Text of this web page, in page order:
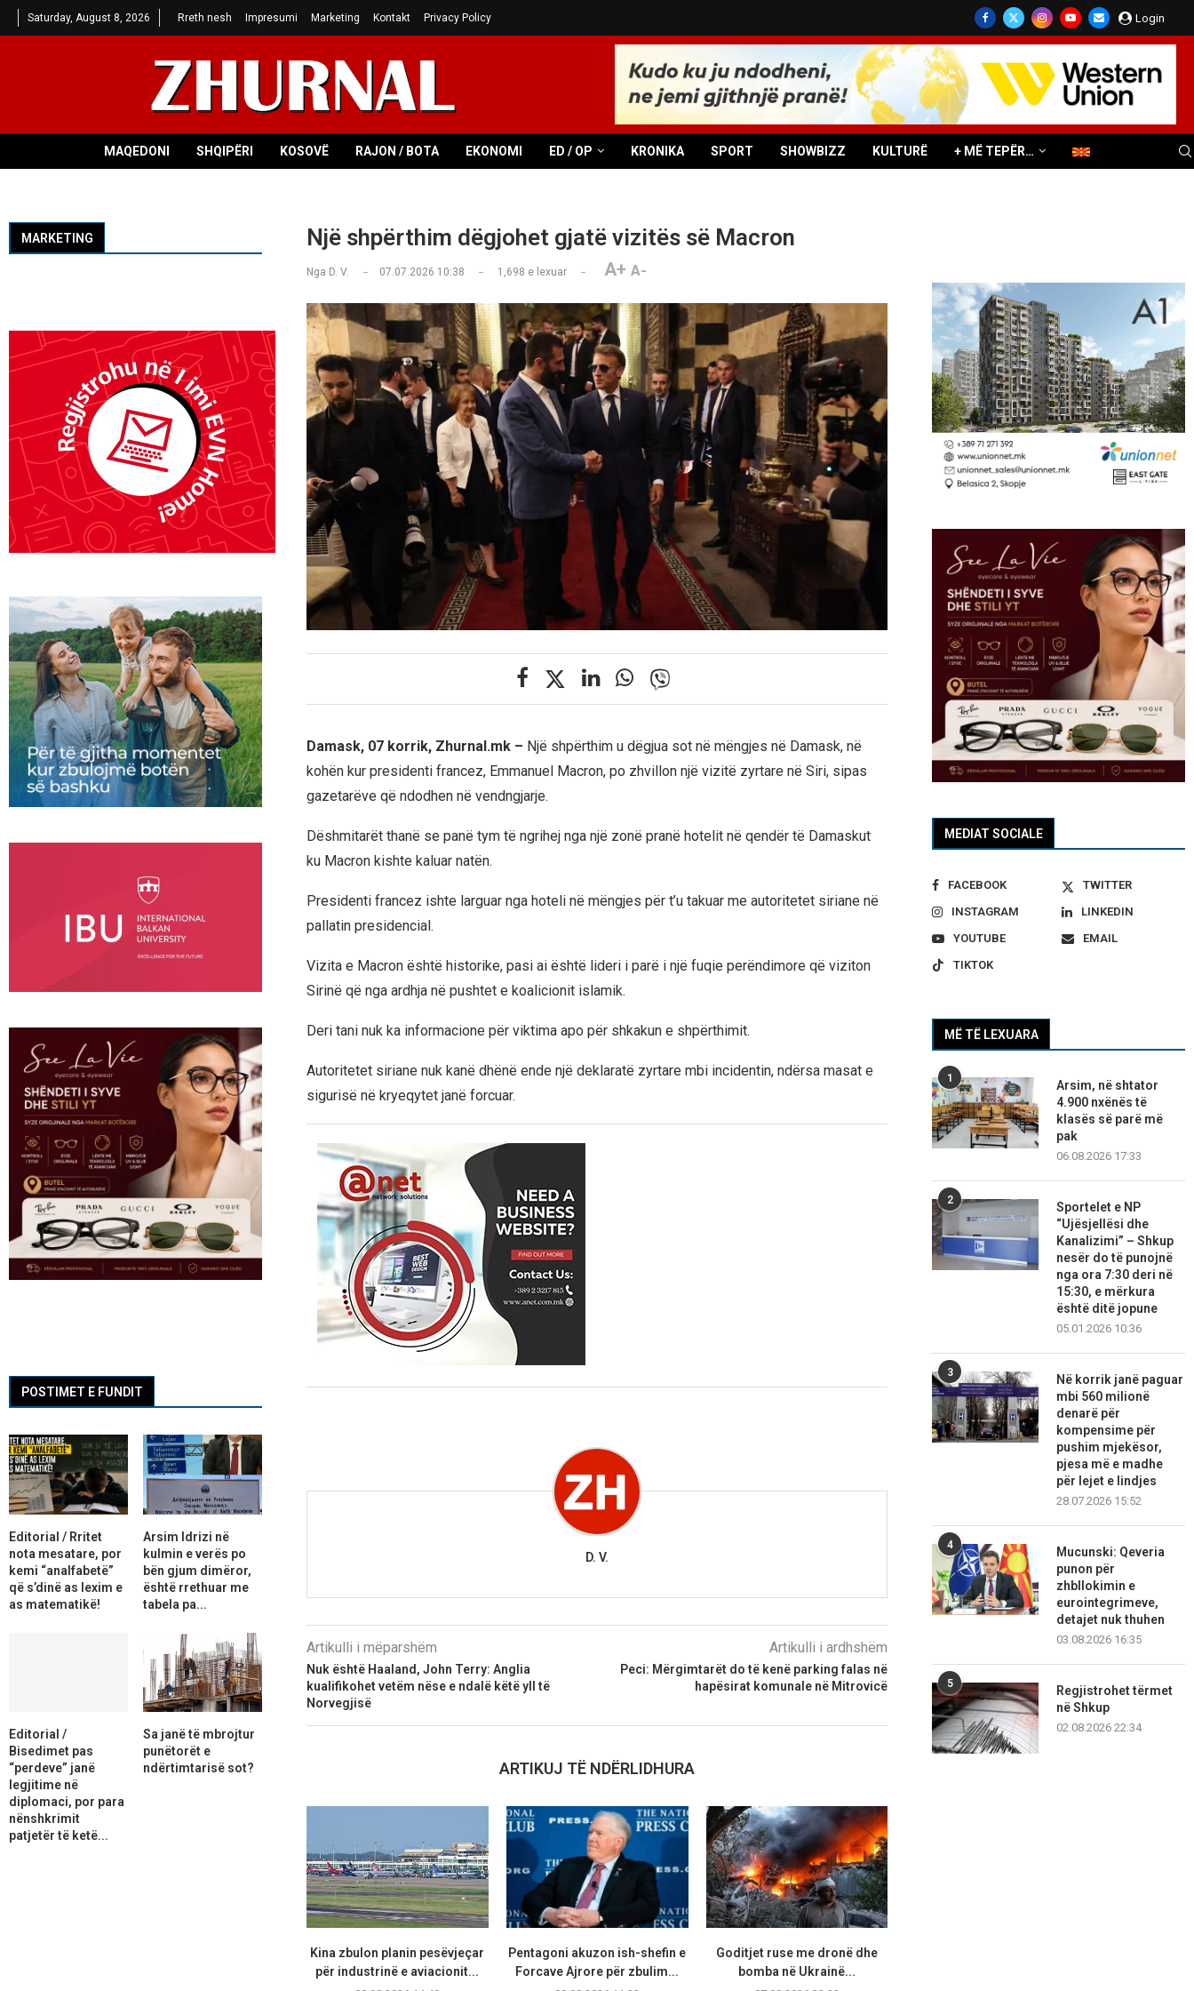
Saturday, August 8, 2026 Rreth nesh Impresumi Marketing Kontakt Privacy Policy Login
MAQEDONI SHQIPËRI KOSOVË RAJON / BOTA EKONOMI ED / OP KRONIKA SPORT SHOWBIZZ KULTURË + MË TEPËR…
Një shpërthim dëgjohet gjatë vizitës së Macron
Nga D. V. 07.07.2026 10:38 1,698 e lexuar A+ A-
Damask, 07 korrik, Zhurnal.mk – Një shpërthim u dëgjua sot në mëngjes në Damask, në
kohën kur presidenti francez, Emmanuel Macron, po zhvillon një vizitë zyrtare në Siri, sipas
gazetarëve që ndodhen në vendngjarje.
Dëshmitarët thanë se panë tym të ngrihej nga një zonë pranë hotelit në qendër të Damaskut
ku Macron kishte kaluar natën.
Presidenti francez ishte larguar nga hoteli në mëngjes për t’u takuar me autoritetet siriane në
pallatin presidencial.
Vizita e Macron është historike, pasi ai është lideri i parë i një fuqie perëndimore që viziton
Sirinë që nga ardhja në pushtet e koalicionit islamik.
Deri tani nuk ka informacione për viktima apo për shkakun e shpërthimit.
Autoritetet siriane nuk kanë dhënë ende një deklaratë zyrtare mbi incidentin, ndërsa masat e
sigurisë në kryeqytet janë forcuar.
D. V.
Artikulli i mëparshëm
Nuk është Haaland, John Terry: Anglia
kualifikohet vetëm nëse e ndalë këtë yll të
Norvegjisë
Artikulli i ardhshëm
Peci: Mërgimtarët do të kenë parking falas në
hapësirat komunale në Mitrovicë
ARTIKUJ TË NDËRLIDHURA
Kina zbulon planin pesëvjeçar
për industrinë e aviacionit...
Pentagoni akuzon ish-shefin e
Forcave Ajrore për zbulim...
Goditjet ruse me dronë dhe
bomba në Ukrainë...
MEDIAT SOCIALE
FACEBOOK
TWITTER
INSTAGRAM
LINKEDIN
YOUTUBE
EMAIL
TIKTOK
MË TË LEXUARA
1
Arsim, në shtator
4.900 nxënës të
klasës së parë më
pak
06.08.2026 17:33
2
Sportelet e NP
“Ujësjellësi dhe
Kanalizimi” – Shkup
nesër do të punojnë
nga ora 7:30 deri në
15:30, e mërkura
është ditë jopune
05.01.2026 10:36
3
Në korrik janë paguar
mbi 560 milionë
denarë për
kompensime për
pushim mjekësor,
pjesa më e madhe
për lejet e lindjes
28.07.2026 15:52
4
Mucunski: Qeveria
punon për
zhbllokimin e
eurointegrimeve,
detajet nuk thuhen
03.08.2026 16:35
5
Regjistrohet tërmet
në Shkup
02.08.2026 22:34
MARKETING
POSTIMET E FUNDIT
Editorial / Rritet
nota mesatare, por
kemi “analfabetë”
që s’dinë as lexim e
as matematikë!
Arsim Idrizi në
kulmin e verës po
bën gjum dimëror,
është rrethuar me
tabela pa...
Editorial /
Bisedimet pas
“perdeve” janë
legjitime në
diplomaci, por para
nënshkrimit
patjetër të ketë...
Sa janë të mbrojtur
punëtorët e
ndërtimtarisë sot?